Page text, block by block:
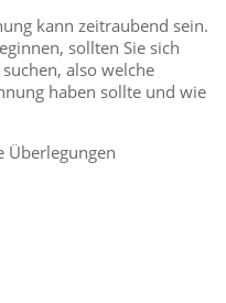
kann zeitraubend sein.
sollten Sie sich
also welche
haben sollte und wie
Überlegungen